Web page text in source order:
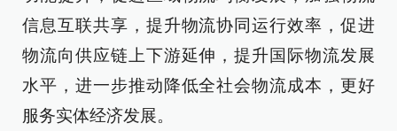
信息互联共享，提升物流协同运行效率，促进
物流向供应链上下游延伸，提升国际物流发展
水平，进一步推动降低全社会物流成本，更好
服务实体经济发展。